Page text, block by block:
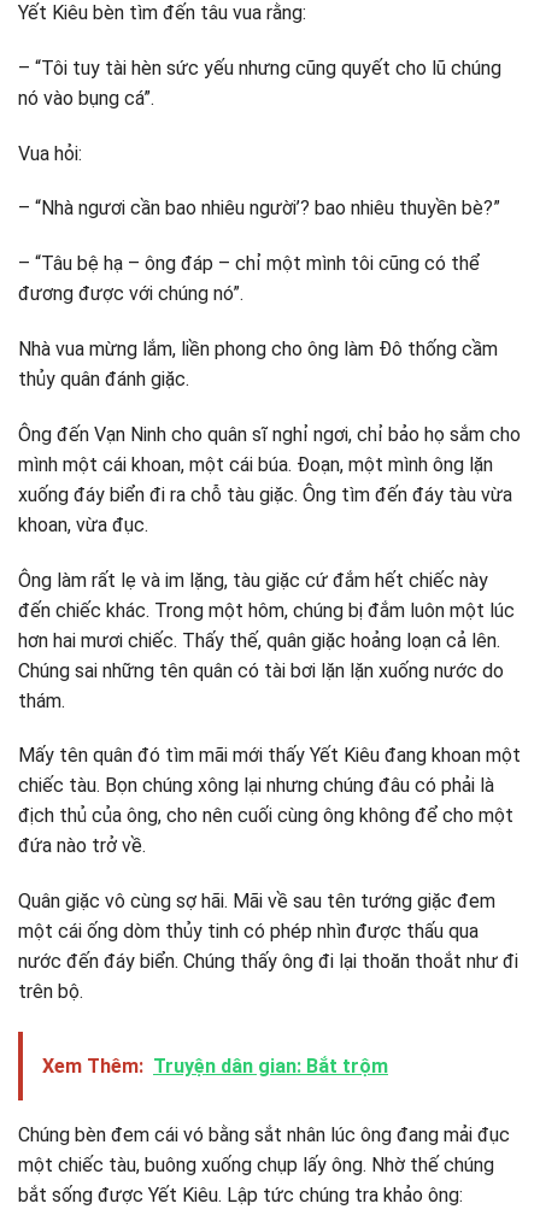
Yết Kiêu bèn tìm đến tâu vua rằng:
– “Tôi tuy tài hèn sức yếu nhưng cũng quyết cho lũ chúng
nó vào bụng cá”.
Vua hỏi:
– “Nhà ngươi cần bao nhiêu người’? bao nhiêu thuyền bè?”
– “Tâu bệ hạ – ông đáp – chỉ một mình tôi cũng có thể
đương được với chúng nó”.
Nhà vua mừng lắm, liền phong cho ông làm Đô thống cầm
thủy quân đánh giặc.
Ông đến Vạn Ninh cho quân sĩ nghỉ ngơi, chỉ bảo họ sắm cho
mình một cái khoan, một cái búa. Đoạn, một mình ông lặn
xuống đáy biển đi ra chỗ tàu giặc. Ông tìm đến đáy tàu vừa
khoan, vừa đục.
Ông làm rất lẹ và im lặng, tàu giặc cứ đắm hết chiếc này
đến chiếc khác. Trong một hôm, chúng bị đắm luôn một lúc
hơn hai mươi chiếc. Thấy thế, quân giặc hoảng loạn cả lên.
Chúng sai những tên quân có tài bơi lặn lặn xuống nước do
thám.
Mấy tên quân đó tìm mãi mới thấy Yết Kiêu đang khoan một
chiếc tàu. Bọn chúng xông lại nhưng chúng đâu có phải là
địch thủ của ông, cho nên cuối cùng ông không để cho một
đứa nào trở về.
Quân giặc vô cùng sợ hãi. Mãi về sau tên tướng giặc đem
một cái ống dòm thủy tinh có phép nhìn được thấu qua
nước đến đáy biển. Chúng thấy ông đi lại thoăn thoắt như đi
trên bộ.
Xem Thêm: Truyện dân gian: Bắt trộm
Chúng bèn đem cái vó bằng sắt nhân lúc ông đang mải đục
một chiếc tàu, buông xuống chụp lấy ông. Nhờ thế chúng
bắt sống được Yết Kiêu. Lập tức chúng tra khảo ông: